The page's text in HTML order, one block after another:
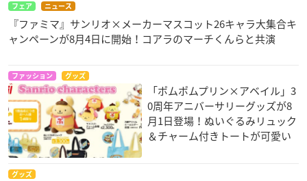
フェア ニュース
『ファミマ』サンリオ×メーカーマスコット26キャラ大集合キ
ャンペーンが8月4日に開始！コアラのマーチくんらと共演
ファッション グッズ
「ポムポムプリン×アベイル」3
0周年アニバーサリーグッズが8
月1日登場！ぬいぐるみリュック
＆チャーム付きトートが可愛い
グッズ